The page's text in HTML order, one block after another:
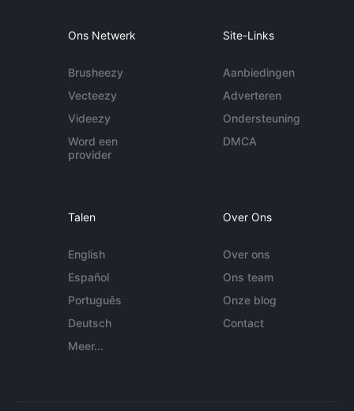
Ons Netwerk
Brusheezy
Vecteezy
Videezy
Word een
provider
Site-Links
Aanbiedingen
Adverteren
Ondersteuning
DMCA
Talen
English
Español
Português
Deutsch
Meer...
Over Ons
Over ons
Ons team
Onze blog
Contact